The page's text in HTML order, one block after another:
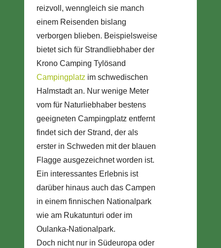
reizvoll, wenngleich sie manch
einem Reisenden bislang
verborgen blieben. Beispielsweise
bietet sich für Strandliebhaber der
Krono Camping Tylösand
Campingplatz im schwedischen
Halmstadt an. Nur wenige Meter
vom für Naturliebhaber bestens
geeigneten Campingplatz entfernt
findet sich der Strand, der als
erster in Schweden mit der blauen
Flagge ausgezeichnet worden ist.
Ein interessantes Erlebnis ist
darüber hinaus auch das Campen
in einem finnischen Nationalpark
wie am Rukatunturi oder im
Oulanka-Nationalpark.
Doch nicht nur in Südeuropa oder